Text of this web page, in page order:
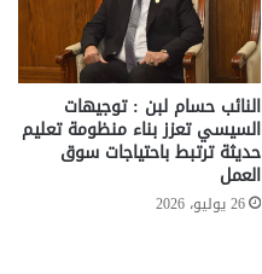
النائب حسام لبن : توجيهات
السيسي تعزز بناء منظومة تعليم
حديثة ترتبط باحتياجات سوق
العمل
26 يوليو، 2026